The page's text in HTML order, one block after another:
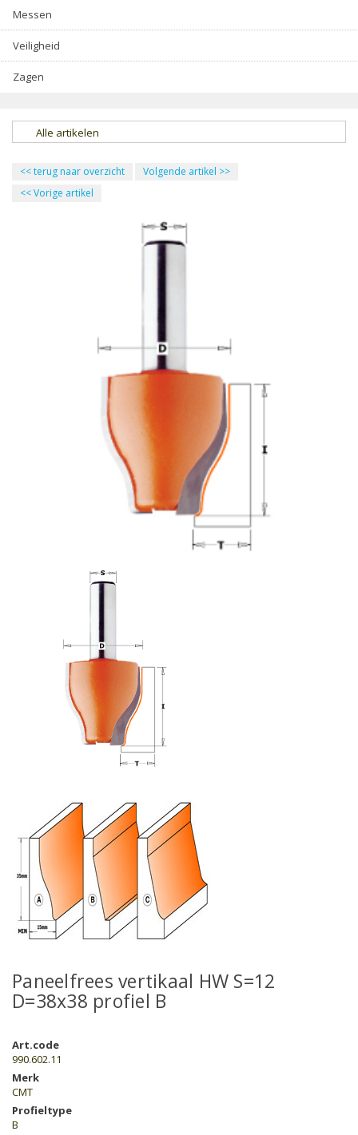
Messen
Veiligheid
Zagen
Alle artikelen
<<terug naar overzicht Volgende artikel >>
<<Vorige artikel
Paneelfrees vertikaal HW S=12
D=38x38 profiel B
Art.code
990.602.11
Merk
CMT
Profieltype
B